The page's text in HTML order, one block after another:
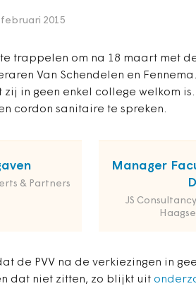
februari 2015
trappelen om na 18 maart met de
Van Schendelen en
in geen enkel college welkom
cordon sanitaire te spreken.
& Partners
Manager
JS
de PVV na de verkiezingen in
dat niet zitten, zo blijkt uit